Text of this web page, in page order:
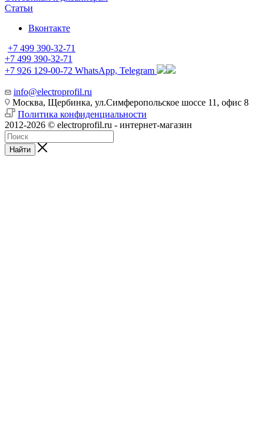
Статьи
Вконтакте
+7 499 390-32-71
+7 499 390-32-71
+7 926 129-00-72 WhatsApp, Telegram
info@electroprofil.ru
Москва, Щербинка, ул.Симферопольское шоссе 11, офис 8
Политика конфиденциальности
2012-2026 © electroprofil.ru - интернет-магазин
Найти